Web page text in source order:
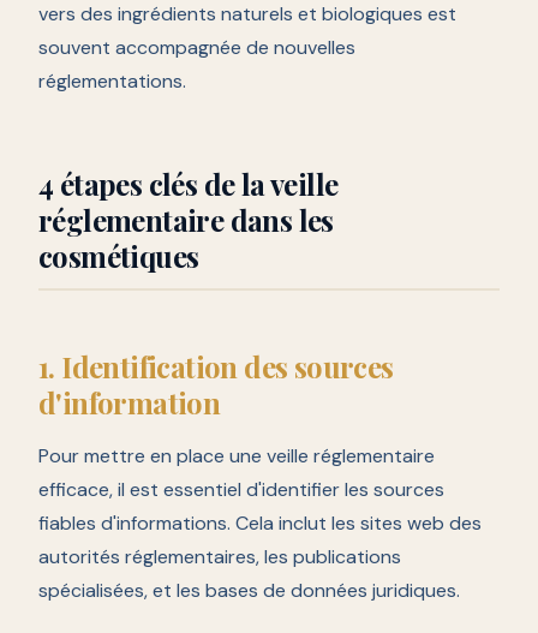
vers des ingrédients naturels et biologiques est
souvent accompagnée de nouvelles
réglementations.
4 étapes clés de la veille
réglementaire dans les
cosmétiques
1. Identification des sources
d'information
Pour mettre en place une veille réglementaire
efficace, il est essentiel d'identifier les sources
fiables d'informations. Cela inclut les sites web des
autorités réglementaires, les publications
spécialisées, et les bases de données juridiques.